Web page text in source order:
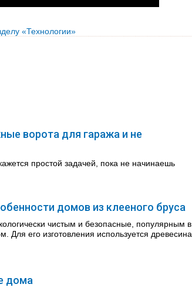
«Технологии»
ворота для гаража и не
простой задачей, пока не начинаешь
домов из клееного бруса
чистым и безопасные, популярным в
Для его изготовления используется древесина
дома